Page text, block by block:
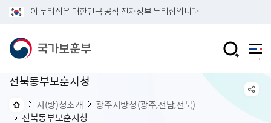
이 누리집은 대한민국 공식 전자정부 누리집입니다.
전북동부보훈지청
지(방)청소개
광주지방청(광주,전남,전북)
전북동부보훈지청